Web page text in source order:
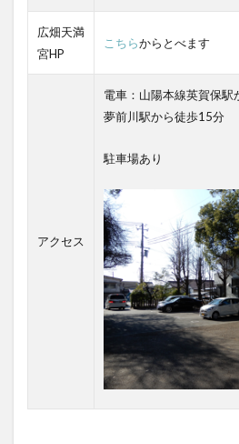
広畑天満
宮HP
こちらからとべます
アクセス
電車：山陽本線英賀保
夢前川駅から徒歩15分
駐車場あり